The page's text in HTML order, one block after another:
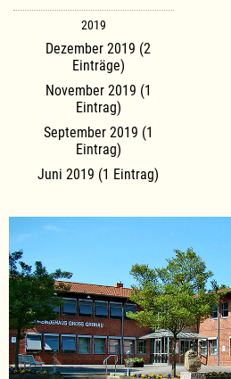
2019
Dezember 2019 (2
Einträge)
November 2019 (1
Eintrag)
September 2019 (1
Eintrag)
Juni 2019 (1 Eintrag)